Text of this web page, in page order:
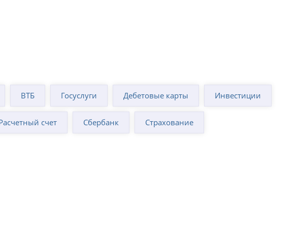
ВТБ Госуслуги Дебетовые карты Инвестиции
счет Сбербанк Страхование